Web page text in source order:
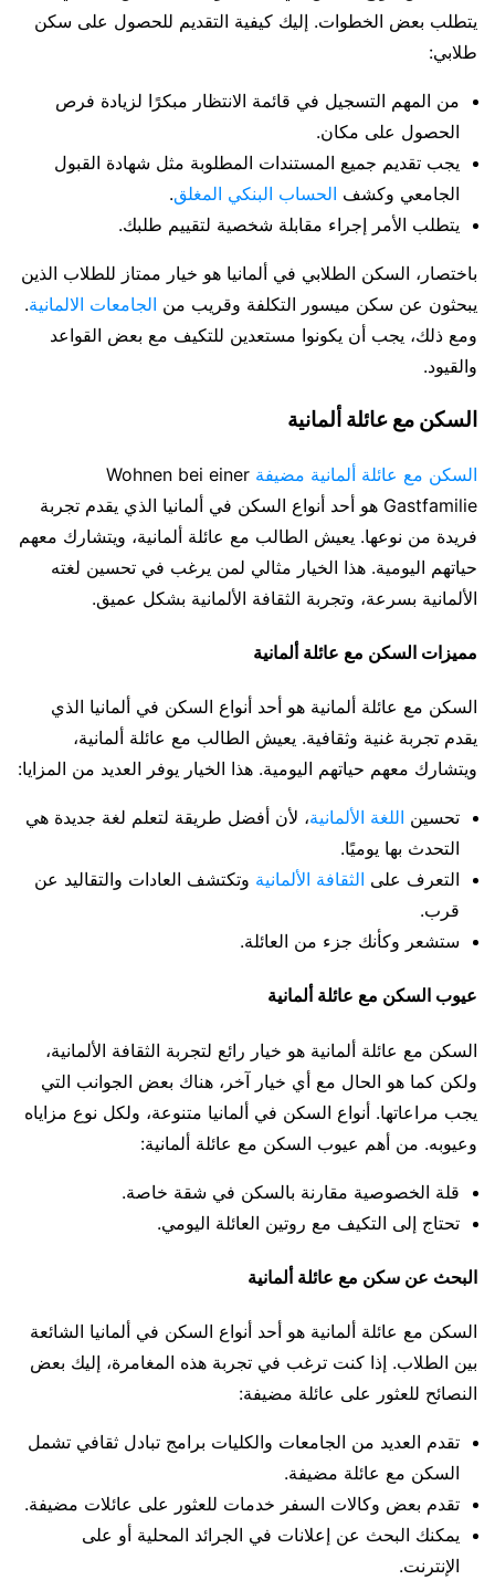
يتطلب بعض الخطوات. إليك كيفية التقديم للحصول على سكن
طلابي:
من المهم التسجيل في قائمة الانتظار مبكرًا لزيادة فرص
الحصول على مكان.
يجب تقديم جميع المستندات المطلوبة مثل شهادة القبول
الجامعي وكشف الحساب البنكي المغلق.
يتطلب الأمر إجراء مقابلة شخصية لتقييم طلبك.
باختصار، السكن الطلابي في ألمانيا هو خيار ممتاز للطلاب الذين
يبحثون عن سكن ميسور التكلفة وقريب من الجامعات الالمانية.
ومع ذلك، يجب أن يكونوا مستعدين للتكيف مع بعض القواعد
والقيود.
السكن مع عائلة ألمانية
السكن مع عائلة ألمانية مضيفة Wohnen bei einer
Gastfamilie هو أحد أنواع السكن في ألمانيا الذي يقدم تجربة
فريدة من نوعها. يعيش الطالب مع عائلة ألمانية، ويتشارك معهم
حياتهم اليومية. هذا الخيار مثالي لمن يرغب في تحسين لغته
الألمانية بسرعة، وتجربة الثقافة الألمانية بشكل عميق.
مميزات السكن مع عائلة ألمانية
السكن مع عائلة ألمانية هو أحد أنواع السكن في ألمانيا الذي
يقدم تجربة غنية وثقافية. يعيش الطالب مع عائلة ألمانية،
ويتشارك معهم حياتهم اليومية. هذا الخيار يوفر العديد من المزايا:
تحسين اللغة الألمانية، لأن أفضل طريقة لتعلم لغة جديدة هي
التحدث بها يوميًا.
التعرف على الثقافة الألمانية وتكتشف العادات والتقاليد عن
قرب.
ستشعر وكأنك جزء من العائلة.
عيوب السكن مع عائلة ألمانية
السكن مع عائلة ألمانية هو خيار رائع لتجربة الثقافة الألمانية،
ولكن كما هو الحال مع أي خيار آخر، هناك بعض الجوانب التي
يجب مراعاتها. أنواع السكن في ألمانيا متنوعة، ولكل نوع مزاياه
وعيوبه. من أهم عيوب السكن مع عائلة ألمانية:
قلة الخصوصية مقارنة بالسكن في شقة خاصة.
تحتاج إلى التكيف مع روتين العائلة اليومي.
البحث عن سكن مع عائلة ألمانية
السكن مع عائلة ألمانية هو أحد أنواع السكن في ألمانيا الشائعة
بين الطلاب. إذا كنت ترغب في تجربة هذه المغامرة، إليك بعض
النصائح للعثور على عائلة مضيفة:
تقدم العديد من الجامعات والكليات برامج تبادل ثقافي تشمل
السكن مع عائلة مضيفة.
تقدم بعض وكالات السفر خدمات للعثور على عائلات مضيفة.
يمكنك البحث عن إعلانات في الجرائد المحلية أو على
الإنترنت.